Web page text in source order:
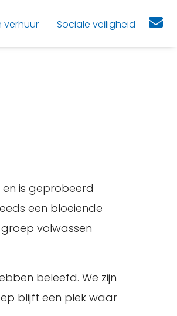
Sociale veiligheid
en is geprobeerd
een bloeiende
volwassen
beleefd. We zijn
blijft een plek waar